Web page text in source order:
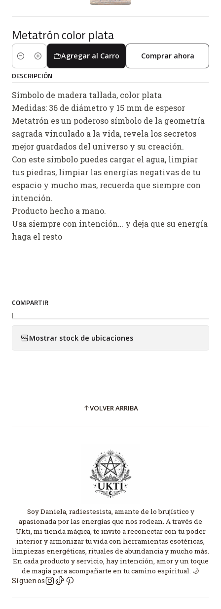
Metatrón color plata
Cantidad
Agregar al Carro Comprar ahora
DESCRIPCIÓN
Símbolo de madera tallada, color plata
Medidas: 36 de diámetro y 15 mm de espesor
Metatrón es un poderoso símbolo de la geometría
sagrada vinculado a la vida, revela los secretos
mejor guardados del universo y su creación.
Con este símbolo puedes cargar el agua, limpiar
tus piedras, limpiar las energías negativas de tu
espacio y mucho mas, recuerda que siempre con
intención.
Producto hecho a mano.
Usa siempre con intención… y deja que su energía
haga el resto
COMPARTIR
|
Mostrar stock de ubicaciones
VOLVER ARRIBA
Soy Daniela, radiestesista, amante de lo brujístico y
apasionada por las energías que nos rodean. A través de
Ukti, mi tienda mágica, te invito a reconectar con tu poder
interior y armonizar tu vida con herramientas esotéricas,
limpiezas energéticas, rituales de abundancia y mucho más.
En cada producto y servicio, hay intención, amor y un toque
de magia para acompañarte en tu camino espiritual. 🌙
Síguenos